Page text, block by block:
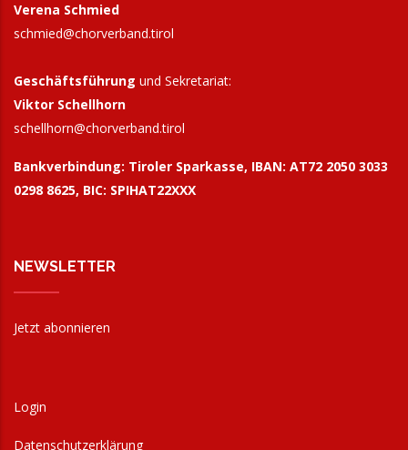
Verena Schmied
schmied@chorverband.tirol
Geschäftsführung und Sekretariat:
Viktor Schellhorn
schellhorn@chorverband.tirol
Bankverbindung: Tiroler Sparkasse, IBAN: AT72 2050 3033
0298 8625, BIC: SPIHAT22XXX
NEWSLETTER
Jetzt abonnieren
Login
Datenschutzerklärung